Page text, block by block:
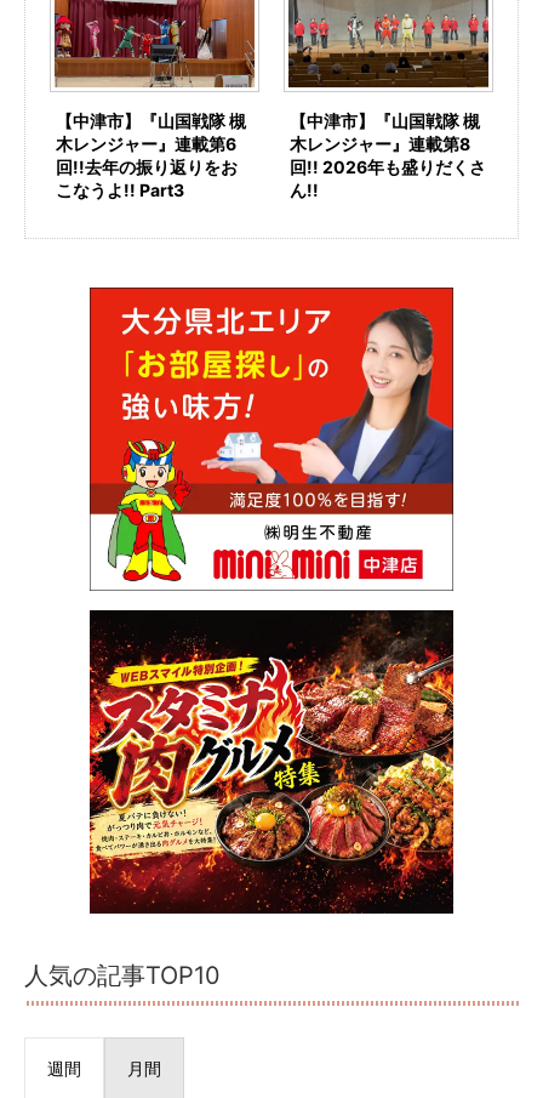
【中津市】『山国戦隊 槻
木レンジャー』連載第6
回!!去年の振り返りをお
こなうよ!! Part3
【中津市】『山国戦隊 槻
木レンジャー』連載第8
回!! 2026年も盛りだくさ
ん!!
人気の記事TOP10
週間 月間